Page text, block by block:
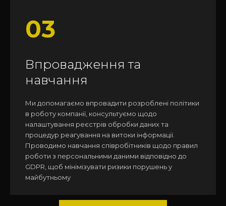
03
Впровадження та
навчання
Ми допомагаємо впровадити розроблені політики
в роботу компанії, консультуємо щодо
налаштування реєстрів обробки даних та
процедур реагування на витоки інформації.
Проводимо навчання співробітників щодо правил
роботи з персональними даними відповідно до
GDPR, щоб мінімізувати ризики порушень у
майбутньому